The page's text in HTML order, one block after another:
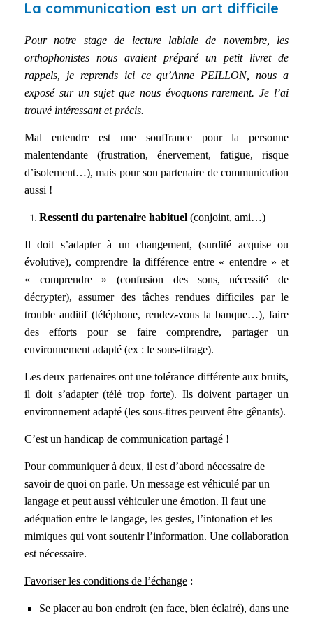
La communication est un art difficile
Pour notre stage de lecture labiale de novembre, les
orthophonistes nous avaient préparé un petit livret de
rappels, je reprends ici ce qu’Anne PEILLON, nous a
exposé sur un sujet que nous évoquons rarement. Je l’ai
trouvé intéressant et précis.
Mal entendre est une souffrance pour la personne
malentendante (frustration, énervement, fatigue, risque
d’isolement…), mais pour son partenaire de communication
aussi !
Ressenti du partenaire habituel (conjoint, ami…)
Il doit s’adapter à un changement, (surdité acquise ou
évolutive), comprendre la différence entre « entendre » et
« comprendre » (confusion des sons, nécessité de
décrypter), assumer des tâches rendues difficiles par le
trouble auditif (téléphone, rendez-vous la banque…), faire
des efforts pour se faire comprendre, partager un
environnement adapté (ex : le sous-titrage).
Les deux partenaires ont une tolérance différente aux bruits,
il doit s’adapter (télé trop forte). Ils doivent partager un
environnement adapté (les sous-titres peuvent être gênants).
C’est un handicap de communication partagé !
Pour communiquer à deux, il est d’abord nécessaire de
savoir de quoi on parle. Un message est véhiculé par un
langage et peut aussi véhiculer une émotion. Il faut une
adéquation entre le langage, les gestes, l’intonation et les
mimiques qui vont soutenir l’information. Une collaboration
est nécessaire.
Favoriser les conditions de l’échange :
Se placer au bon endroit (en face, bien éclairé), dans une